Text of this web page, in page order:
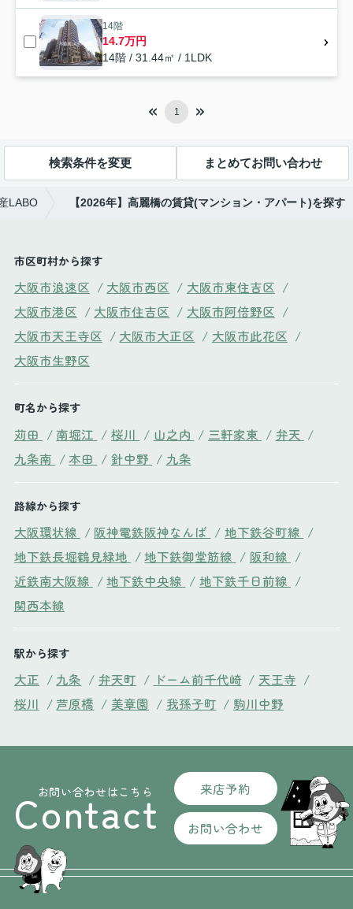
14階
14.7万円
14階 / 31.44㎡ / 1LDK
1
検索条件を変更 まとめてお問い合わせ
LABO 【2026年】高麗橋の賃貸(マンション・アパート)を探す
市区町村から探す
大阪市浪速区 / 大阪市西区 / 大阪市東住吉区 /
大阪市港区 / 大阪市住吉区 / 大阪市阿倍野区 /
大阪市天王寺区 / 大阪市大正区 / 大阪市此花区 /
大阪市生野区
町名から探す
苅田 / 南堀江 / 桜川 / 山之内 / 三軒家東 / 弁天 /
九条南 / 本田 / 針中野 / 九条
路線から探す
大阪環状線 / 阪神電鉄阪神なんば / 地下鉄谷町線 /
地下鉄長堀鶴見緑地 / 地下鉄御堂筋線 / 阪和線 /
近鉄南大阪線 / 地下鉄中央線 / 地下鉄千日前線 /
関西本線
駅から探す
大正 / 九条 / 弁天町 / ドーム前千代崎 / 天王寺 /
桜川 / 芦原橋 / 美章園 / 我孫子町 / 駒川中野
お問い合わせはこちら
Contact 来店予約
お問い合わせ